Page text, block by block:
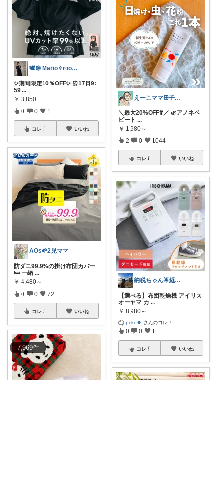
7,969件
🕊𑁍 Mario✧room 𑁍🕊
✨期間限定10％OFF✨ ⏰17日9:
59 ...
￥ 3,850
0 0 1
コレ いいね
AOs🌱2児ママ
防ダニ99.9%の掛け布団カバー
🛏️ 一緒 ...
￥ 4,480～
0 0 72
コレ いいね
えーこママꕥ子供達と夏を楽しむぞ☀️
＼最大20%OFF❣️／ 🌿アノネベ
ビート ...
￥ 1,980～
2 0 1044
コレ いいね
納税ちゃん🌟経由購入★
【選べる】布団乾燥機 アイリス
オーヤマ カ ...
￥ 8,980～
poko🍀 さんのコレ！
0 0 1
コレ いいね